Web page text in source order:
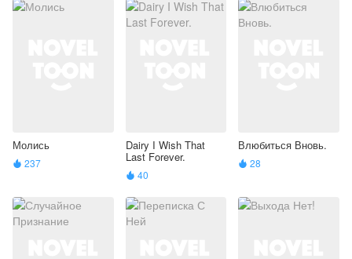
Молись
 237
Dairy I Wish That
Last Forever.
 40
Влюбиться Вновь.
 28